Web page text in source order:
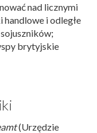
nad licznymi
i odległe
brytyjskie
(Urzędzie